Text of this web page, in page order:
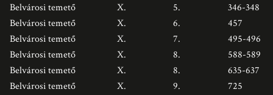
Belvárosi temető
X. 5.
346-348
Belvárosi temető
X. 6.
457
Belvárosi temető
X. 7.
495-496
Belvárosi temető
X. 8.
588-589
Belvárosi temető
X. 8.
635-637
Belvárosi temető
X. 9.
725